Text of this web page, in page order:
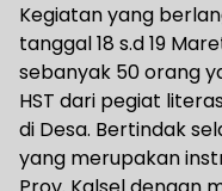
Kegiatan yang
tanggal 18 s.d 19
sebanyak 50 orang
HST dari pegiat
di Desa. Bertindak
yang merupakan